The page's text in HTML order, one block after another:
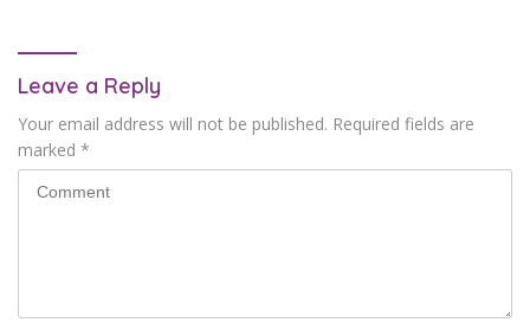
Leave a Reply
Your email address will not be published. Required fields are
marked *